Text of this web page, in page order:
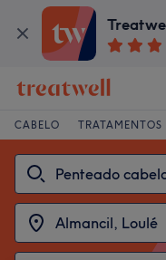
CABELO TRATAMENTOS